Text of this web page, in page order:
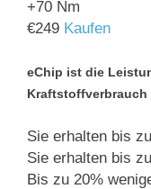
+70 Nm
€249 Kaufen
eChip ist die
Kraftstoffverbrauch
Sie erhalten bis
Sie erhalten bis
Bis zu 20%